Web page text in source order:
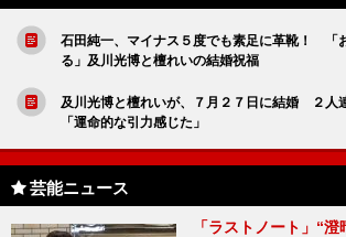
石田純一、マイナス５度でも素足に革靴！ 「
る」及川光博と檀れいの結婚祝福
及川光博と檀れいが、７月２７日に結婚 ２人
「運命的な引力感じた」
芸能ニュース
「ラストノート」“